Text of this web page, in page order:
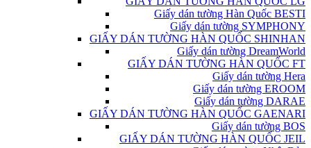
Giấy dán tường Hàn Quốc BESTI
Giấy dán tường SYMPHONY
GIẤY DÁN TƯỜNG HÀN QUỐC SHINHAN
Giấy dán tường DreamWorld
GIẤY DÁN TƯỜNG HÀN QUỐC FT
Giấy dán tường Hera
Giấy dán tường EROOM
Giấy dán tường DARAE
GIẤY DÁN TƯỜNG HÀN QUỐC GAENARI
Giấy dán tường BOS
GIẤY DÁN TƯỜNG HÀN QUỐC JEIL